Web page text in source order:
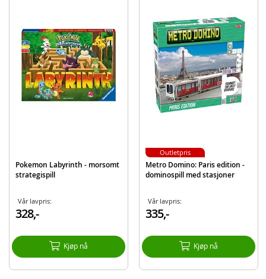
7031656102599
Merke
Pokemon Labyrinth - morsomt
strategispill
Vår lavpris:
328,-
Kjøp nå
Metro Domino: Paris edition -
dominospill med stasjoner
Vår lavpris:
335,-
Kjøp nå
Outletpris